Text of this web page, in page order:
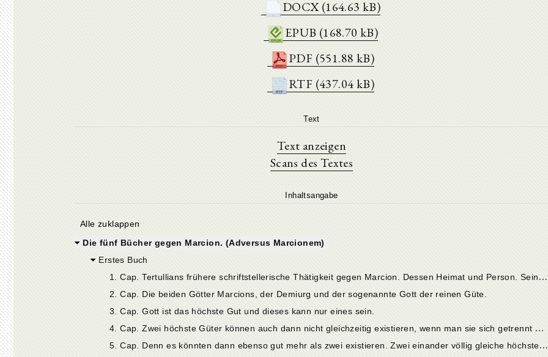
DOCX (164.63 kB)
EPUB (168.70 kB)
PDF (551.88 kB)
RTF (437.04 kB)
Text
Text anzeigen
Scans des Textes
Inhaltsangabe
Alle zuklappen
Die fünf Bücher gegen Marcion. (Adversus Marcionem)
Erstes Buch
1
. Cap. Tertullians frühere schriftstellerische Thätigkeit gegen Marcion. Dessen Heimat und Person. Sein System im allgemeinen.
2. Cap. Die beiden Götter Marcions, der Demiurg und der sogenannte Gott der reinen Güte.
3. Cap. Gott ist das höchste Gut und dieses kann nur eines sein.
4
. Cap. Zwei höchste Güter können auch dann nicht gleichzeitig existieren, wenn man sie sich getrennt und unabhängig von einander denken wollte.
5
. Cap. Denn es könnten dann ebenso gut mehr als zwei existieren. Zwei einander völlig gleiche höchste Wesen annehmen, hiesse nichts weiter, als unnötigerweise denselben Begriff verdoppeln, und würde hinsichtlich der ihnen schuldigen Verehrung Schwierigkeiten machen.